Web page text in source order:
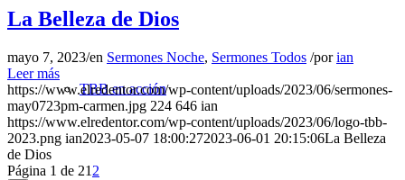
TBB en acción
La Belleza de Dios
mayo 7, 2023/en Sermones Noche, Sermones Todos /porian
Leer más
https://www.elredentor.com/wp-content/uploads/2023/06/sermones-
may0723pm-carmen.jpg 224 646 ian
https://www.elredentor.com/wp-content/uploads/2023/06/logo-tbb-
2023.png ian2023-05-07 18:00:272023-06-01 20:15:06La Belleza
de Dios
Página 1 de 21 2